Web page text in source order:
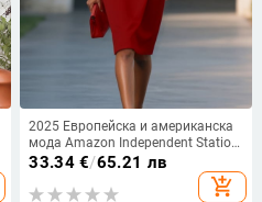
2025 Европейска и американска
мода Amazon Independent Station
Ретро елегантна кръстосана
едноцветна рокля с възли и
кръгло деколте
33.34€/65.21 лв
add_shopping_cart